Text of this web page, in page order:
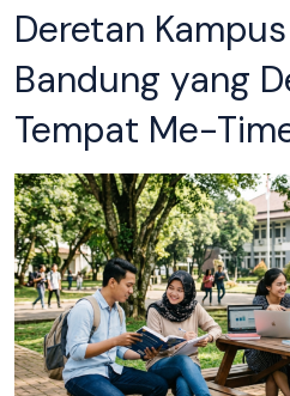
Deretan
Bandung yang
Tempat Me-